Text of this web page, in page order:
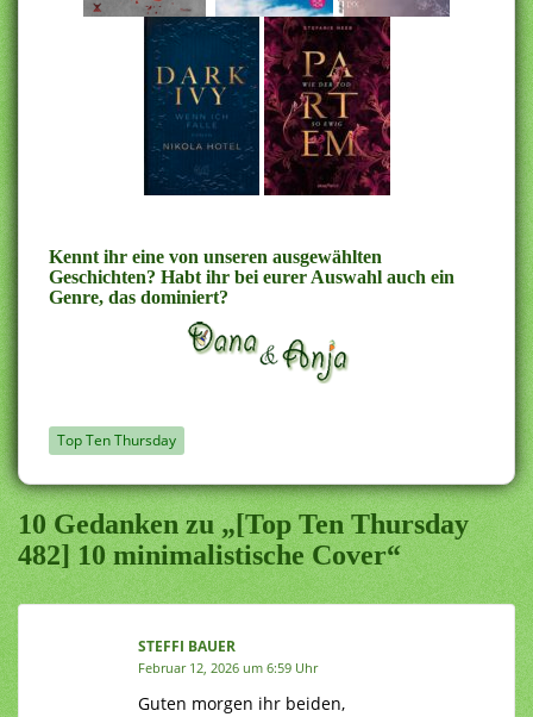
Kennt ihr eine von unseren ausgewählten
Geschichten? Habt ihr bei eurer Auswahl auch ein
Genre, das dominiert?
Top Ten Thursday
10 Gedanken zu „[Top Ten Thursday
482] 10 minimalistische Cover“
STEFFI BAUER
Februar 12, 2026 um 6:59 Uhr
Guten morgen ihr beiden,